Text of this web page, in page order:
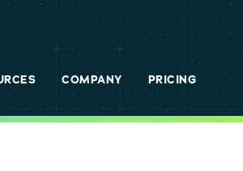
COMPANY PRICING